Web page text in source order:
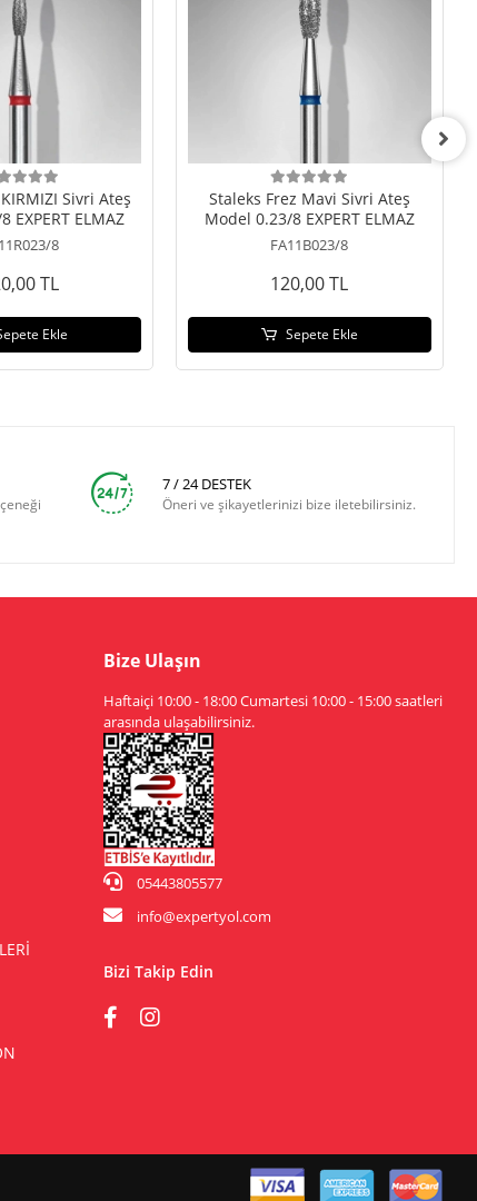
Sivri Ateş
EXPERT ELMAZ
8
TL
Ekle
Staleks Frez Mavi Sivri Ateş
Model 0.23/8 EXPERT ELMAZ
FA11B023/8
120,00 TL
Sepete Ekle
7 / 24 DESTEK
Öneri ve şikayetlerinizi bize iletebilirsiniz.
Bize Ulaşın
Haftaiçi 10:00 - 18:00 Cumartesi 10:00 - 15:00 saatleri
arasında ulaşabilirsiniz.
05443805577
info@expertyol.com
Bizi Takip Edin